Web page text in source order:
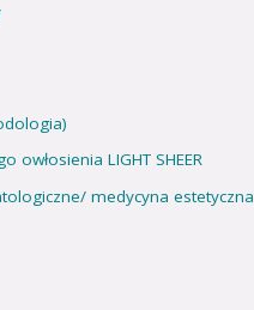
owłosienia LIGHT SHEER
medycyna estetyczna